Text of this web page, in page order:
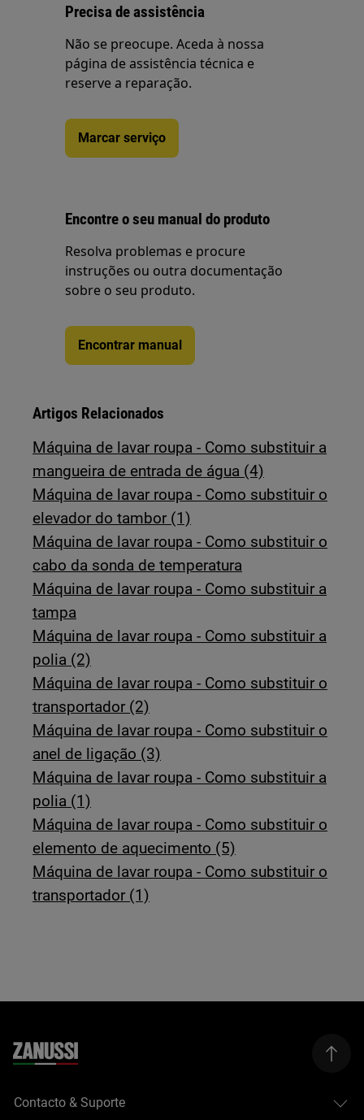
Precisa de assistência
Não se preocupe. Aceda à nossa
página de assistência técnica e
reserve a reparação.
Marcar serviço
Encontre o seu manual do produto
Resolva problemas e procure
instruções ou outra documentação
sobre o seu produto.
Encontrar manual
Artigos Relacionados
Máquina de lavar roupa - Como substituir a
mangueira de entrada de água (4)
Máquina de lavar roupa - Como substituir o
elevador do tambor (1)
Máquina de lavar roupa - Como substituir o
cabo da sonda de temperatura
Máquina de lavar roupa - Como substituir a
tampa
Máquina de lavar roupa - Como substituir a
polia (2)
Máquina de lavar roupa - Como substituir o
transportador (2)
Máquina de lavar roupa - Como substituir o
anel de ligação (3)
Máquina de lavar roupa - Como substituir a
polia (1)
Máquina de lavar roupa - Como substituir o
elemento de aquecimento (5)
Máquina de lavar roupa - Como substituir o
transportador (1)
Contacto & Suporte